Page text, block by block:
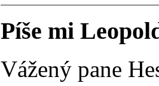
Píše mi
Vážený pane